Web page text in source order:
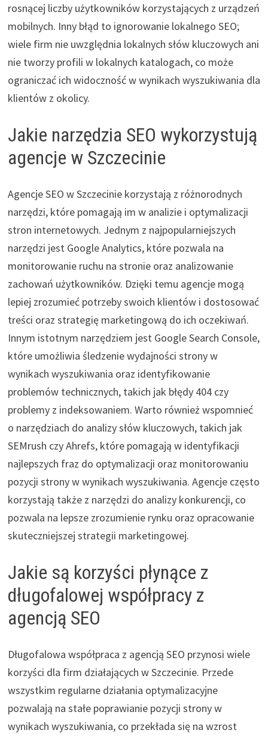
rosnącej liczby użytkowników korzystających z urządzeń
mobilnych. Inny błąd to ignorowanie lokalnego SEO;
wiele firm nie uwzględnia lokalnych słów kluczowych ani
nie tworzy profili w lokalnych katalogach, co może
ograniczać ich widoczność w wynikach wyszukiwania dla
klientów z okolicy.
Jakie narzędzia SEO wykorzystują
agencje w Szczecinie
Agencje SEO w Szczecinie korzystają z różnorodnych
narzędzi, które pomagają im w analizie i optymalizacji
stron internetowych. Jednym z najpopularniejszych
narzędzi jest Google Analytics, które pozwala na
monitorowanie ruchu na stronie oraz analizowanie
zachowań użytkowników. Dzięki temu agencje mogą
lepiej zrozumieć potrzeby swoich klientów i dostosować
treści oraz strategię marketingową do ich oczekiwań.
Innym istotnym narzędziem jest Google Search Console,
które umożliwia śledzenie wydajności strony w
wynikach wyszukiwania oraz identyfikowanie
problemów technicznych, takich jak błędy 404 czy
problemy z indeksowaniem. Warto również wspomnieć
o narzędziach do analizy słów kluczowych, takich jak
SEMrush czy Ahrefs, które pomagają w identyfikacji
najlepszych fraz do optymalizacji oraz monitorowaniu
pozycji strony w wynikach wyszukiwania. Agencje często
korzystają także z narzędzi do analizy konkurencji, co
pozwala na lepsze zrozumienie rynku oraz opracowanie
skuteczniejszej strategii marketingowej.
Jakie są korzyści płynące z
długofalowej współpracy z
agencją SEO
Długofalowa współpraca z agencją SEO przynosi wiele
korzyści dla firm działających w Szczecinie. Przede
wszystkim regularne działania optymalizacyjne
pozwalają na stałe poprawianie pozycji strony w
wynikach wyszukiwania, co przekłada się na wzrost